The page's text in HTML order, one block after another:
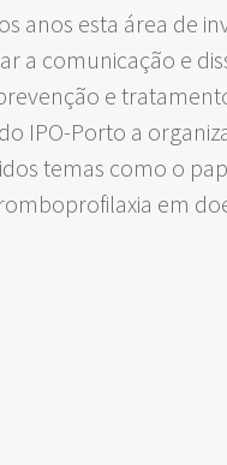
anos esta área de
a comunicação e
e
IPO-Porto a
temas como o
em